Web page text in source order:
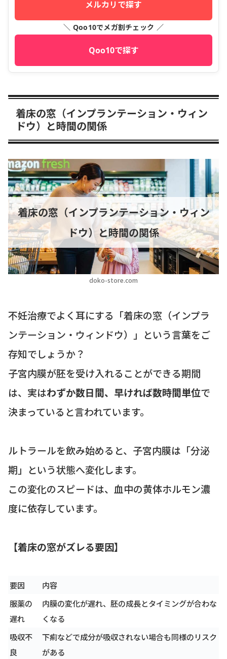
メルカリで探す
＼ Qoo10でメガ割チェック ／
Qoo10で探す
着床の窓（インプランテーション・ウィン
ドウ）と時間の関係
doko-store.com
着床の窓（インプランテーション・ウィン
ドウ）と時間の関係
不妊治療でよく耳にする「着床の窓（インプラ
ンテーション・ウィンドウ）」という言葉をご
存知でしょうか？
子宮内膜が胚を受け入れることができる期間
は、実はわずか数日間、早ければ数時間単位で
決まっていると言われています。
ルトラールを飲み始めると、子宮内膜は「分泌
期」という状態へ変化します。
この変化のスピードは、血中の黄体ホルモン濃
度に依存しています。
【着床の窓がズレる要因】
要因
内容
服薬の
遅れ
内膜の変化が遅れ、胚の成長とタイミングが合わな
くなる
吸収不
良
下痢などで成分が吸収されない場合も同様のリスク
がある